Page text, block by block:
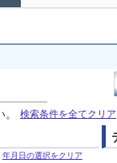
検索条件を全てクリア
年月日の選択をクリア